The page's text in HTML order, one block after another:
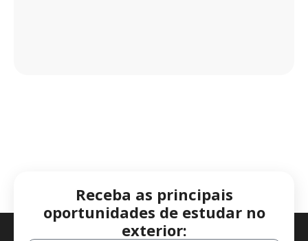
Receba as principais
oportunidades de estudar no
exterior: